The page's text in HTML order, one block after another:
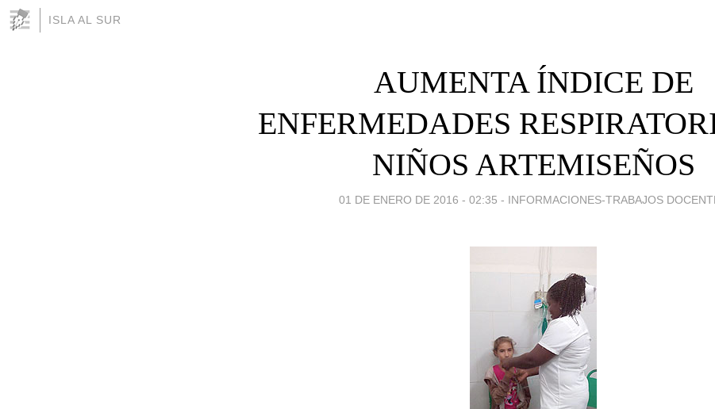
ISLA AL SUR
AUMENTA ÍNDICE DE
ENFERMEDADES
NIÑOS ARTEMISEÑOS
01 DE ENERO DE 2016 - 02:35 - INFORMACIONES-TRABAJOS